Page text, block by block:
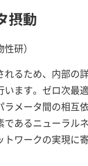
摂動
研）
るため、内部の
ます。ゼロ次最
メータ間の相互
あるニューラル
ワークの実現に